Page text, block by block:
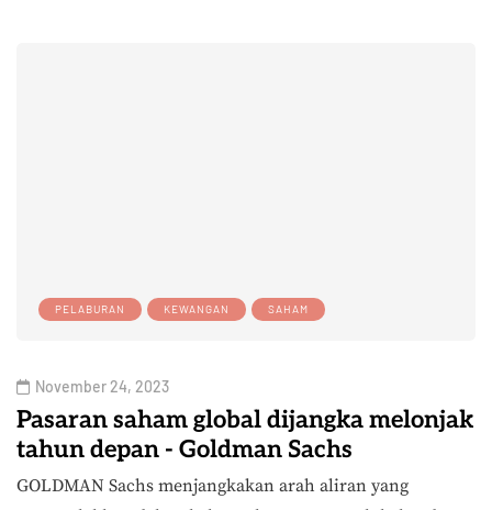
PELABURAN KEWANGAN SAHAM
November 24, 2023
Pasaran saham global dijangka melonjak
tahun depan - Goldman Sachs
GOLDMAN Sachs menjangkakan arah aliran yang